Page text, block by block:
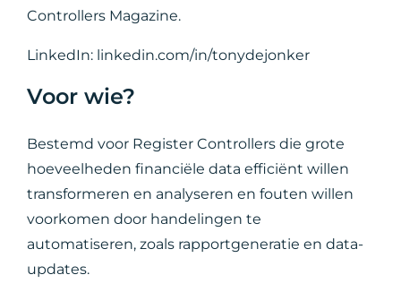
Controllers Magazine.
LinkedIn: linkedin.com/in/tonydejonker
Voor wie?
Bestemd voor Register Controllers die grote
hoeveelheden financiële data efficiënt willen
transformeren en analyseren en fouten willen
voorkomen door handelingen te
automatiseren, zoals rapportgeneratie en data-
updates.